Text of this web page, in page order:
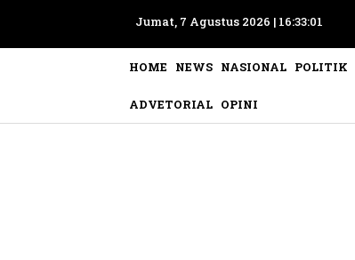
Jumat, 7 Agustus 2026 | 16:33:04
HOME NEWS NASIONAL POLITIK
ADVETORIAL OPINI